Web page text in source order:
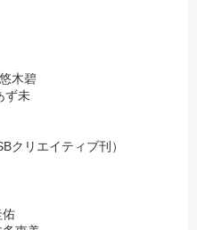
木碧
ず未
クリエイティブ刊）
佑